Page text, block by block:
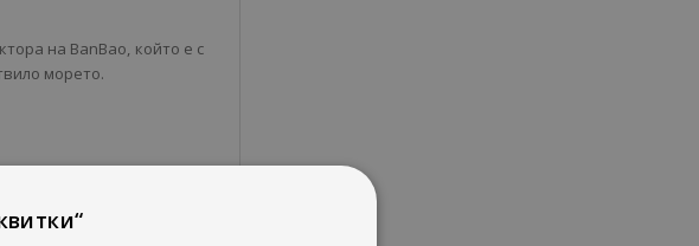
на BanBao, който е с
морето.